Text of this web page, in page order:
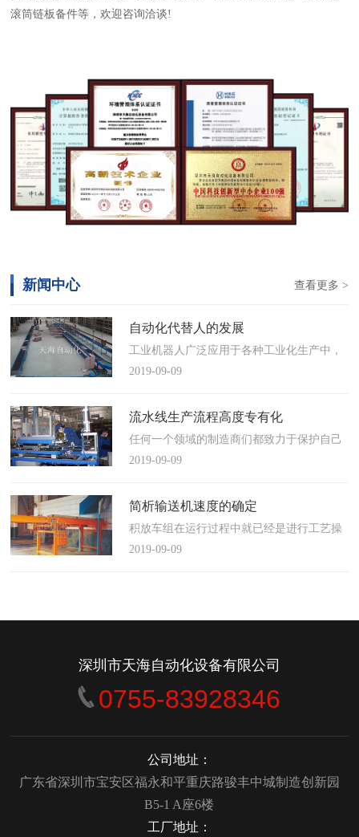
滚筒链板备件等，欢迎咨询洽谈!
查看更多 >
新闻中心
自动化代替人的发展
工业机器人广泛应用于各种工业化生产中，
慢慢取代工人，做着高强度、重复性、有职
人联合会(IFR)预测，2014年中国将成为全球
最大的工业机器人市场，将占全球总销量
17%。业内把2014年称为“中国工业机器人元
2019-09-09
流水线生产流程高度专有化
任何一个领域的制造商们都致力于保护自己
的自动化流水线生产流程不被外人知晓，即
大多数流程都带有某种专有的性质，并且混
合了不同的方法、技术和操作方式，而这最
终将影响一个制造商进行有效竞争的能力。
2019-09-09
简析输送机速度的确定
积放车组在运行过程中就已经是进行工艺操
作的区段，运行速度是由积放小车组的运行
2019-09-09
深圳市天海自动化设备有限公司
0755-83928346
公司地址：
广东省深圳市宝安区福永和平重庆路骏丰中城制造创新园
B5-1 A座6楼
工厂地址：